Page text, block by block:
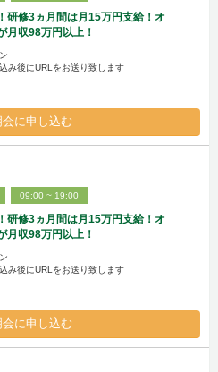
研修3ヵ月間は月15万円支給！オ
月収98万円以上！
み後にURLをお送り致します
会に申し込む
09:00 ~ 19:00
研修3ヵ月間は月15万円支給！オ
月収98万円以上！
み後にURLをお送り致します
会に申し込む